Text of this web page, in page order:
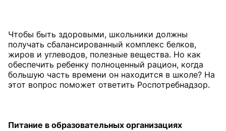
Чтобы быть здоровыми, школьники должны
получать сбалансированный комплекс белков,
жиров и углеводов, полезные вещества. Но как
обеспечить ребенку полноценный рацион, когда
большую часть времени он находится в школе? На
этот вопрос поможет ответить Роспотребнадзор.
Питание в образовательных организациях